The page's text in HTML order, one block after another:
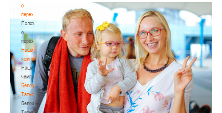
о
переходах
Положение
о
переходах
Наши
чемпионы
Наши
чемпионы
Белошапко
Татьяна
Белошапко
Татьяна
3.
«Рубон»
12
октября
(среда)
17-
00
«Цмокi-
Мiнск»